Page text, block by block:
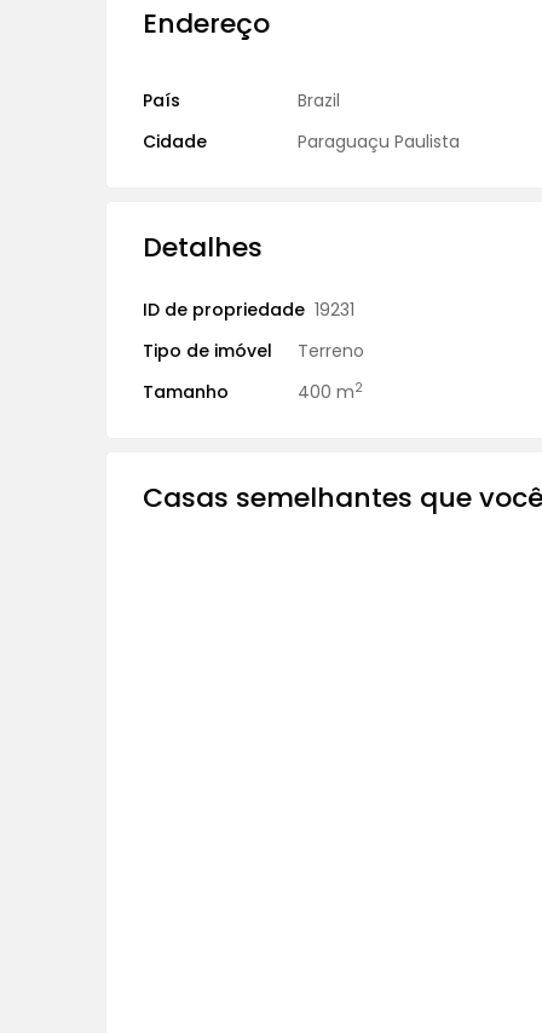
Endereço
País Brazil
Cidade
Paraguaçu Paulista
Detalhes
ID de propriedade 19231
Tipo de imóvel
Terreno
Tamanho
400 m2
Casas semelhantes que